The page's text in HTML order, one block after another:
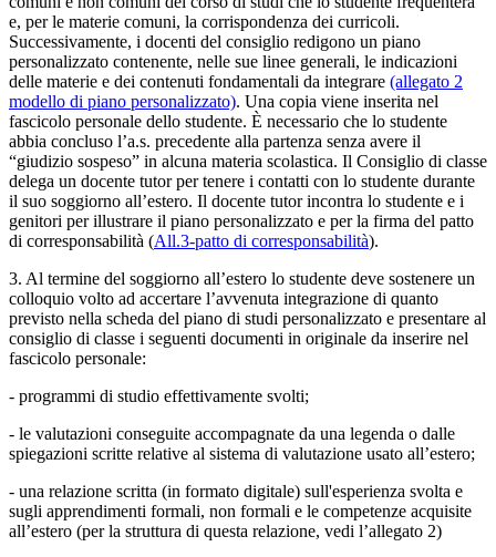
e, per le materie comuni, la corrispondenza dei curricoli.
Successivamente, i docenti del consiglio redigono un piano
personalizzato contenente, nelle sue linee generali, le indicazioni
delle materie e dei contenuti fondamentali da integrare (allegato 2
modello di piano personalizzato). Una copia viene inserita nel
fascicolo personale dello studente. È necessario che lo studente
abbia concluso l’a.s. precedente alla partenza senza avere il
“giudizio sospeso” in alcuna materia scolastica. Il Consiglio di classe
delega un docente tutor per tenere i contatti con lo studente durante
il suo soggiorno all’estero. Il docente tutor incontra lo studente e i
genitori per illustrare il piano personalizzato e per la firma del patto
di corresponsabilità (All.3-patto di corresponsabilità).
3. Al termine del soggiorno all’estero lo studente deve sostenere un
colloquio volto ad accertare l’avvenuta integrazione di quanto
previsto nella scheda del piano di studi personalizzato e presentare al
consiglio di classe i seguenti documenti in originale da inserire nel
fascicolo personale:
- programmi di studio effettivamente svolti;
- le valutazioni conseguite accompagnate da una legenda o dalle
spiegazioni scritte relative al sistema di valutazione usato all’estero;
- una relazione scritta (in formato digitale) sull'esperienza svolta e
sugli apprendimenti formali, non formali e le competenze acquisite
all’estero (per la struttura di questa relazione, vedi l’allegato 2)